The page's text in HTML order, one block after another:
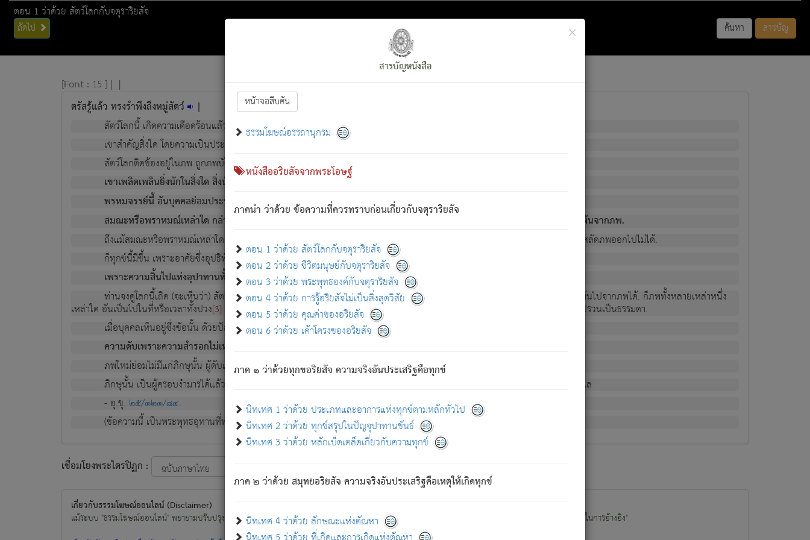
ตอน 1 ว่าด้วย สัตว์โลกกับจตุราริยสัจ
ถัดไป ค้นหา สารบัญ
×
สารบัญหนังสือ
หน้าจอสืบค้น
ธรรมโฆษณ์อรรถานุกรม
หนังสืออริยสัจจากพระโอษฐ์
ภาคนำ ว่าด้วย ข้อความที่ควรทราบก่อนเกี่ยวกับจตุราริยสัจ
ตอน 1 ว่าด้วย สัตว์โลกกับจตุราริยสัจ
ตอน 2 ว่าด้วย ชีวิตมนุษย์กับจตุราริยสัจ
ตอน 3 ว่าด้วย พระพุทธองค์กับจตุราริยสัจ
ตอน 4 ว่าด้วย การรู้อริยสัจไม่เป็นสิ่งสุดวิสัย
ตอน 5 ว่าด้วย คุณค่าของอริยสัจ
ตอน 6 ว่าด้วย เค้าโครงของอริยสัจ
ภาค ๑ ว่าด้วยทุกขอริยสัจ ความจริงอันประเสริฐคือทุกข์
นิทเทศ 1 ว่าด้วย ประเภทและอาการแห่งทุกข์ตามหลักทั่วไป
นิทเทศ 2 ว่าด้วย ทุกข์สรุปในปัญจุปาทานขันธ์
นิทเทศ 3 ว่าด้วย หลักเบ็ดเตล็ดเกี่ยวกับความทุกข์
ภาค ๒ ว่าด้วย สมุทยอริยสัจ ความจริงอันประเสริฐคือเหตุให้เกิดทุกข์
นิทเทศ 4 ว่าด้วย ลักษณะแห่งตัณหา
[Font : 15 ] | |
ตรัสรู้แล้ว ทรงรำพึงถึงหมู่สัตว์ |
สัตว์โลกนี้ เกิดความเดือดร้อนแล้ว มีผัสสะบังหน้า[1]ย่อมกล่าวซึ่งโรค (ความเสียดแทง) นั้นโดยความเป็นตัวเป็นตน
เขาสำคัญสิ่งใด โดยความเป็นประการใด แต่สิ่งนั้นย่อมเป็น (ตามที่เป็นจริง) โดยประการอื่นจากที่เขาสำคัญนั้น
สัตว์โลกติดข้องอยู่ในภพ ถูกภพบังหน้าแล้ว มีภพโดยความเป็นอย่างอื่น (จากที่มันเป็นอยู่จริง) จึงได้เพลิดเพลินยิ่งนักในภพนั้น
เขาเพลิดเพลินยิ่งนักในสิ่งใด สิ่งนั้นเป็นภัย (ที่เขาไม่รู้จัก) : เขากลัวต่อสิ่งใดสิ่งนั้นเป็นทุกข์
พรหมจรรย์นี้ อันบุคคลย่อมประพฤติ ก็เพื่อการละขาดซึ่งภพ.
สมณะหรือพราหมณ์เหล่าใด กล่าวความหลุดพ้นจากภพว่ามีได้เพราะภพ เรากล่าวว่า สมณะหรือพราหมณ์ทั้งปวงนั้น มิใช่ผู้หลดพ้นจากภพ.
ถึงแม้สมณะหรือพราหมณ์เหล่าใด กล่าวความออกไปได้จากภพ ว่ามีได้เพราะวิภพ[2]
: เรากล่าวว่า สมณะหรือพราหมณ์ทั้งปวงนั้น ก็ยังสลัดภพออกไปไม่ได้.
ก็ทุกข์นี้มีขึ้น เพราะอาศัยซึ่งอุปธิทั้งปวง.
เพราะความสิ้นไปแห่งอุปาทานทั้งปวง ความเกิดขึ้นแห่งทุกข์จึงไม่มี.
ท่านจงดูโลกนี้เถิด (จะเห็นว่า) สัตว์ทั้งหลายอันอวิชาหนาแน่นบังหนาแล้ว; และว่า สัตว์ผู้ยินดีในภพอันเป็นแล้วนั้น ย่อมไม่เป็นผู้หลุดพ้นไปจากภพได้. ก็ภพทั้งหลายเหล่าหนึ่ง
เหล่าใด อันเป็นไปในที่หรือเวลาทั้งปวง[3] เพื่อความมีแห่งประโยชน์โดยประการทั้งปวง; ภพทั้งหลายทั้งหมดนั้น ไม่เที่ยง เป็นทุกข์ มีความแปรปรวนเป็นธรรมดา.
เมื่อบุคคลเห็นอยู่ซึ่งข้อนั้น ด้วยปัญญาอันชอบตามที่เป็นจริงอย่างนี้อยู่; เขาย่อมละภวตัณหาได้ และไม่เพลิดเพลินวิภวตัณหาด้วย.
ความดับเพราะความสำรอกไม่เหลือ (แห่งภพทั้งหลาย) เพราะความสิ้นไปแห่งตัณหาโดยประการทั้งปวง นั้นคือนิพพาน.
ภพใหม่ย่อมไม่มีแก่ภิกษุนั้น ผู้ดับเย็นสนิทแล้ว เพราะไม่มีความยึดมั่น
ภิกษุนั้น เป็นผู้ครอบงำมารได้แล้ว ชนะสงครามแล้ว ก้าวล่วงภพทั้งหลายทั้งปวงได้แล้ว เป็นผู้คงที่ (คือไม่เปลี่ยนแปลงอีกต่อไป). ดังนี้แล
- อุ.ขุ.๒๕/๑๒๑/๘๔.
(ข้อความนี้ เป็นพระพุทธอุทานที่ทรงเปล่งออก ที่โคนต้นโพธิ์เป็นที่ตรัสรู้ เมื่อตรัสรู้แล้วได้ 7 วัน)
เชื่อมโยงพระไตรปิฏก :
เกี่ยวกับธรรมโฆษณ์ออนไลน์ (Disclaimer)
แม้ระบบ "ธรรมโฆษณ์ออนไลน์" พยายามปรับปรุงข้อมูลให้ถูกต้องมากที่สุด ผู้ศึกษาก็พึงตรวจสอบกับตัวเล่มหนังสือต้นฉบับ ที่มีการพิมพ์ครั้งล่าสุด ก่อนนำข้อมูลไปใช้ในการอ้างอิง"